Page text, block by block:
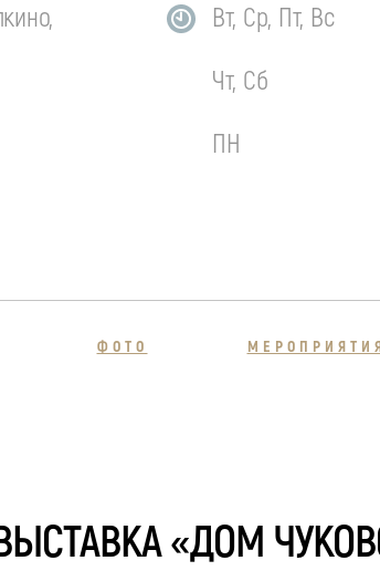
Вт, Ср, Пт, Вс
Чт, Сб
ПН
ФОТО
«ДОМ